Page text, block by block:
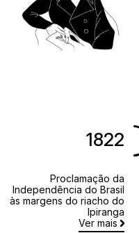
Proclamação da
Independência do Brasil
às margens do riacho do
Ipiranga
Ver mais
1822